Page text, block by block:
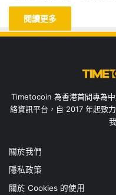
閱讀更多
Timetocoin 為香港首間專為
絡資訊平台，自 2017 年起致
關於我們
隱私政策
關於 Cookies 的使用